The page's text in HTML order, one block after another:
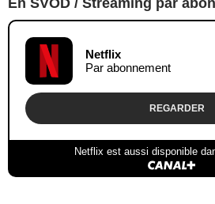
En SVOD / Streaming par
Netflix
Par abonnement
REGARDER
Netflix est aussi disponible